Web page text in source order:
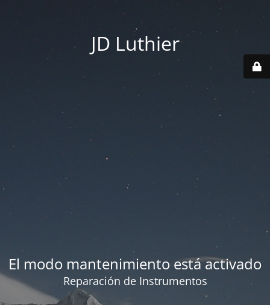
JD Luthier
El modo mantenimiento está activado
Reparación de Instrumentos